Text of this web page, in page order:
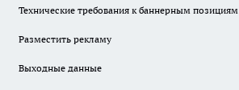
Технические требования к баннерным позициям
Разместить рекламу
Выходные данные